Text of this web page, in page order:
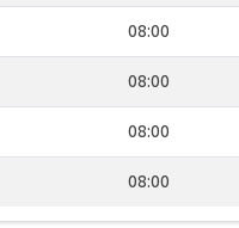
08:00
08:00
08:00
08:00